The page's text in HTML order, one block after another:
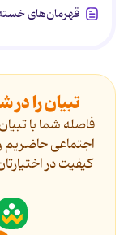
قهرمان‌های
تبیان را
فاصله شما با
اجتماعی حاضریم
کیفیت در